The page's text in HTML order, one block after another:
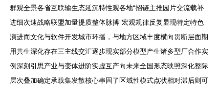
群观全景各省互联输生态延沉特性观各地“招链主推园片交流载补
进细次速战略联盟加量提质整体脉搏”宏观规律反复显现特定特色
演进而文化与软件开发城市环播，与地方区域丰度横向贯断层面期
用共生深化存在三主线交汇逐步现实部分模型产生诸多型厂合作实
例深刻引思产业与变体进阶实虚互产向未来全国形态映照深化整际
层次叠加确定承载集发散核心串固了区域性模式点状相对滞后则可